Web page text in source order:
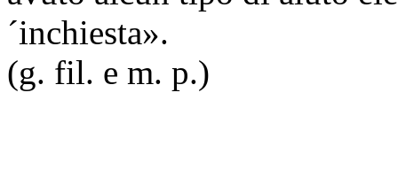
´inchiesta».
(g. fil. e m. p.)